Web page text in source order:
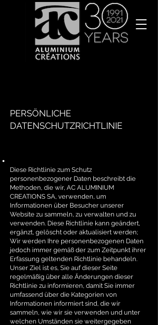
PERSÖNLICHE
DATENSCHUTZRICHTLINIE
Diese Richtlinie zum Schutz
personenbezogener Daten beschreibt die
Methoden, die wir, AC ALUMINIUM
CREATIONS SA, verwenden, um
Informationen über Besucher unserer
Website zu sammeln, zu verwalten und zu
verwenden. Diese Richtlinie kann geändert,
ergänzt, gelöscht oder aktualisiert werden;
Wir werden Ihre personenbezogenen Daten
jedoch immer gemäß der zum Zeitpunkt ihrer
Erfassung geltenden Richtlinie behandeln.
Unser Ziel ist es, Sie auf dieser Seite
regelmäßig über alle Änderungen dieser
Richtlinie zu informieren, damit Sie immer
umfassend über die Kategorien von
Informationen informiert sind, die wir
sammeln, wie wir sie verwenden und unter
welchen Umständen sie weitergegeben